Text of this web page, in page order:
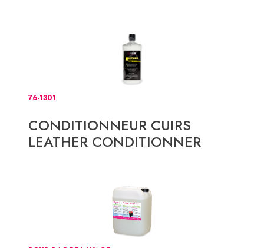
76-1301
CONDITIONNEUR CUIRS
LEATHER CONDITIONNER